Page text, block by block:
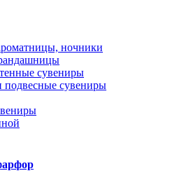
ночники
сувениры
подвесные сувениры